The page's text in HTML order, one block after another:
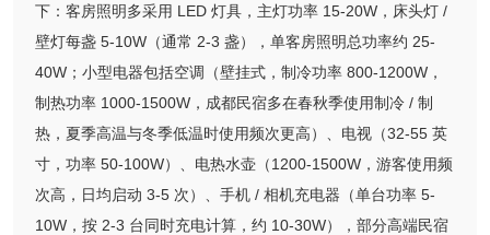
下：客房照明多采用 LED 灯具，主灯功率 15-20W，床头灯 /
壁灯每盏 5-10W（通常 2-3 盏），单客房照明总功率约 25-
40W；小型电器包括空调（壁挂式，制冷功率 800-1200W，
制热功率 1000-1500W，成都民宿多在春秋季使用制冷 / 制
热，夏季高温与冬季低温时使用频次更高）、电视（32-55 英
寸，功率 50-100W）、电热水壶（1200-1500W，游客使用频
次高，日均启动 3-5 次）、手机 / 相机充电器（单台功率 5-
10W，按 2-3 台同时充电计算，约 10-30W），部分高端民宿